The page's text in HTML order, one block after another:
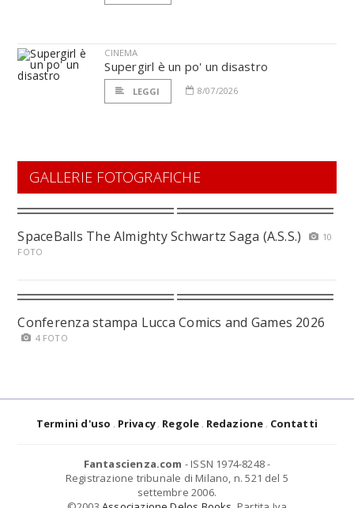
CINEMA
Supergirl è un po' un disastro
LEGGI 8/07/2026
GALLERIE FOTOGRAFICHE
SpaceBalls The Almighty Schwartz Saga (A.S.S.)
10
FOTO
Conferenza stampa Lucca Comics and Games 2026
4 FOTO
Termini d'uso Privacy Regole Redazione Contatti
Fantascienza.com - ISSN 1974-8248 -
Registrazione tribunale di Milano, n. 521 del 5
settembre 2006.